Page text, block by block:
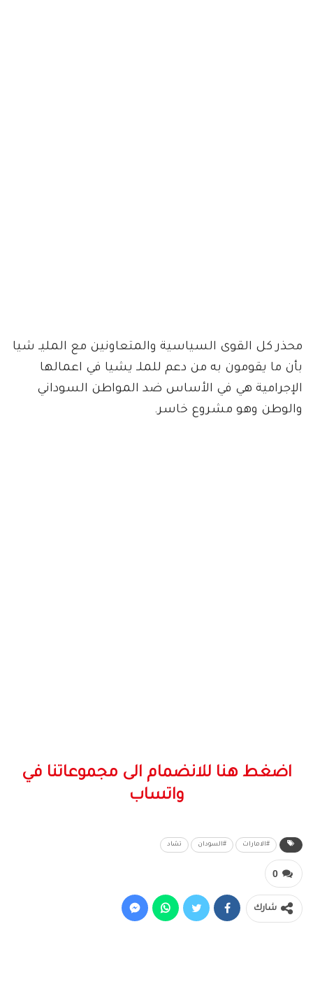
محذر كل القوى السياسية والمتعاونين مع المليـ شيا
بأن ما يقومون به من دعم للملـ يشيا في اعمالها
الإجرامية هي في الأساس ضد المواطن السوداني
والوطن وهو مشروع خاسر.
اضغط هنا للانضمام الى مجموعاتنا في
واتساب
#الامارات #السودان تشاد
0
شارك